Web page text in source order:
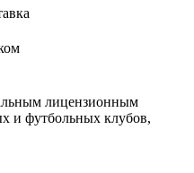
лицензионным
и футбольных клубов,